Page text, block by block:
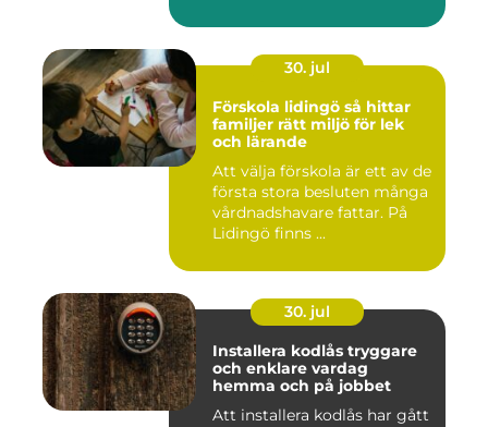
30. jul
Förskola lidingö så hittar
familjer rätt miljö för lek
och lärande
Att välja förskola är ett av de
första stora besluten många
vårdnadshavare fattar. På
Lidingö finns ...
30. jul
Installera kodlås tryggare
och enklare vardag
hemma och på jobbet
Att installera kodlås har gått